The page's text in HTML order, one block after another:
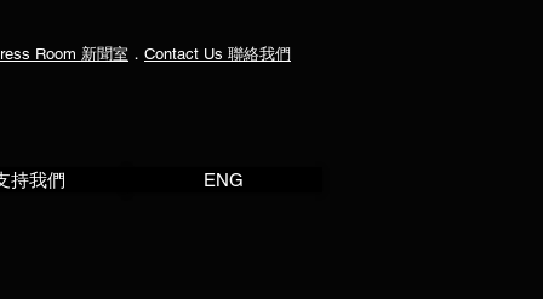
Room 新聞室 ． Contact Us 聯絡我們
持我們 ENG